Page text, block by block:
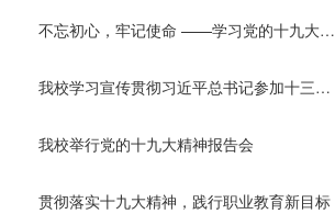
不忘初心，牢记使命 ——学习党的十九大精神，争当优秀中专生
我校学习宣传贯彻习近平总书记参加十三届全国人大一次会议广东代表团审议时的重要讲话精神
我校举行党的十九大精神报告会
贯彻落实十九大精神，践行职业教育新目标